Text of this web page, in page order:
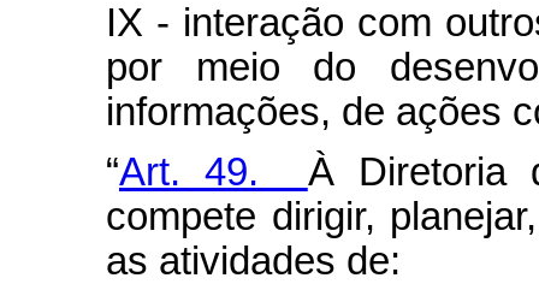
IX - interação com
por meio do
informações, de ações
“Art. 49. À Diretoria
compete dirigir,
as atividades de: